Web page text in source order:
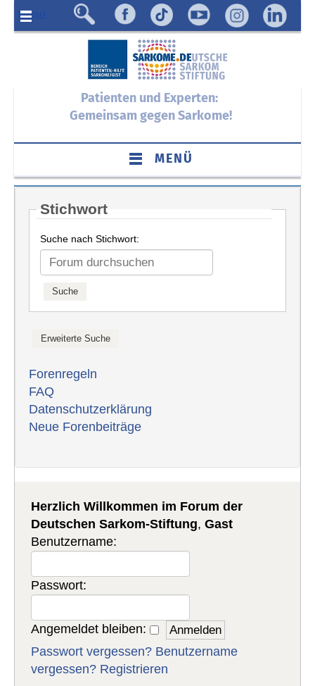
Menü
Patienten und Experten:
Gemeinsam gegen Sarkome!
MENÜ
Stichwort
Suche nach Stichwort:
Forenregeln
FAQ
Datenschutzerklärung
Neue Forenbeiträge
Herzlich Willkommen im Forum der
Deutschen Sarkom-Stiftung,Gast
Benutzername:
Passwort:
Angemeldet bleiben:
Passwort vergessen? Benutzername
vergessen? Registrieren